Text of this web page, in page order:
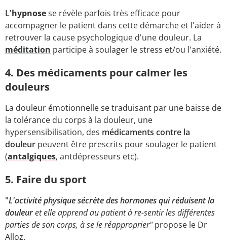
L'hypnosese révèle parfois très efficace pour
accompagner le patient dans cette démarche et l'aider à
retrouver la cause psychologique d'une douleur. La
méditation participe à soulager le stress et/ou l'anxiété.
4. Des médicaments pour calmer les
douleurs
La douleur émotionnelle se traduisant par une baisse de
la tolérance du corps à la douleur, une
hypersensibilisation, des médicaments contre la
douleur peuvent être prescrits pour soulager le patient
(antalgiques, antdépresseurs etc).
5. Faire du sport
"L'activité physique sécrète des hormones qui réduisent la
douleuret elle apprend au patient à re-sentir les différentes
parties de son corps, à se le réapproprier"propose le Dr
Alloz.